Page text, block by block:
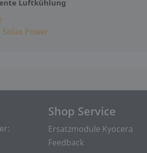
Luftkühlung
Power
Shop Service
Ersatzmodule Kyocera
Feedback